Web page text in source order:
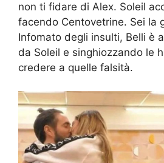
non ti fidare di Alex. Soleil
facendo Centovetrine. Sei la
Infomato degli insulti, Belli è
da Soleil e singhiozzando le
credere a quelle falsità.